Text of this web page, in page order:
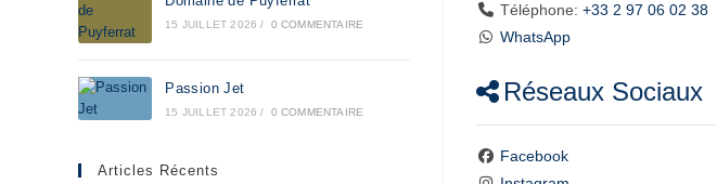
Téléphone: +33 2 97 06 02 38
WhatsApp
Réseaux Sociaux
Facebook
15 JUILLET 2026 / 0 COMMENTAIRE
Passion Jet
15 JUILLET 2026 / 0 COMMENTAIRE
Articles Récents